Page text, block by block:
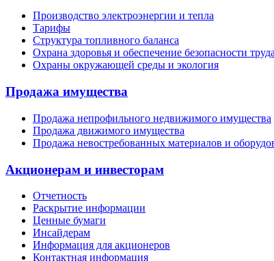
Производство электроэнергии и тепла
Тарифы
Структура топливного баланса
Охрана здоровья и обеспечение безопасности
Охраны окружающей среды и экология
Продажа имущества
Продажа непрофильного недвижимого имущества
Продажа движимого имущества
Продажа невостребованных материалов и
Акционерам и инвесторам
Отчетность
Раскрытие информации
Ценные бумаги
Инсайдерам
Информация для акционеров
Контактная информация